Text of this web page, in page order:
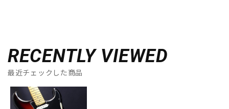
RECENTLY VIEWED
最近チェックした商品